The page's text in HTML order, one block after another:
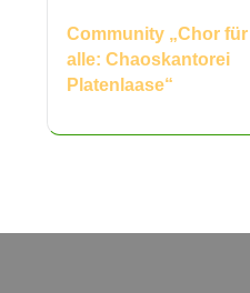
Community „Chor für
alle: Chaoskantorei
Platenlaase“